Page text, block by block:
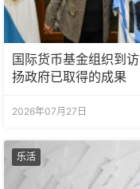
国际货币基金组织到
扬政府已取得的成果
2026年07月27日
乐活